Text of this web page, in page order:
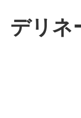
デリネ